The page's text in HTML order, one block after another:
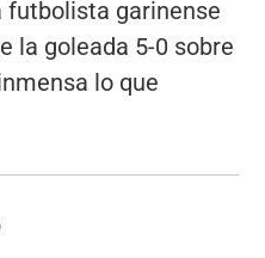
futbolista garinense
la goleada 5-0 sobre
lo que